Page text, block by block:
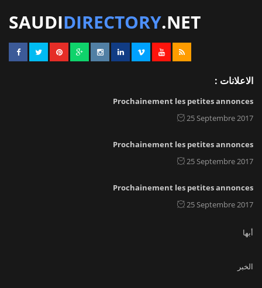
SAUDIDIRECTORY.NET
الاعلانات :
Prochainement les petites annonces
25 Septembre 2017
Prochainement les petites annonces
25 Septembre 2017
Prochainement les petites annonces
25 Septembre 2017
أبها
الخبر